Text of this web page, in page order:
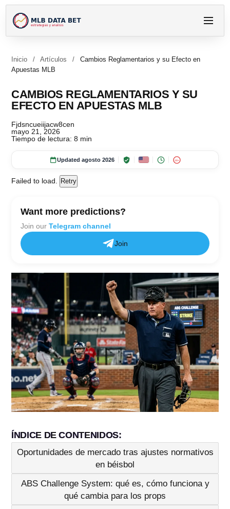
Inicio / Artículos /
Cambios Reglamentarios y su Efecto en
Apuestas MLB
CAMBIOS REGLAMENTARIOS Y SU
EFECTO EN APUESTAS MLB
Fjdsncueiijacw8cen
mayo 21, 2026
Tiempo de lectura: 8 min
Updated agosto 2026 18+
Failed to load. Retry
Want more predictions?
Join our Telegram channel
Join
ÍNDICE DE CONTENIDOS
Oportunidades de mercado tras ajustes normativos
en béisbol
ABS Challenge System: qué es, cómo funciona y
qué cambia para los props